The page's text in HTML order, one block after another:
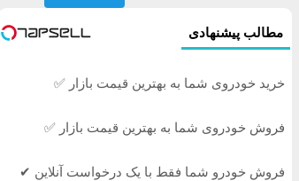
مطالب پیشنهادی
خرید خودروی شما به بهترین قیمت بازار ✅
فروش خودروی شما به بهترین قیمت بازار ✅
فروش خودرو شما فقط با یک درخواست آنلاین ✔